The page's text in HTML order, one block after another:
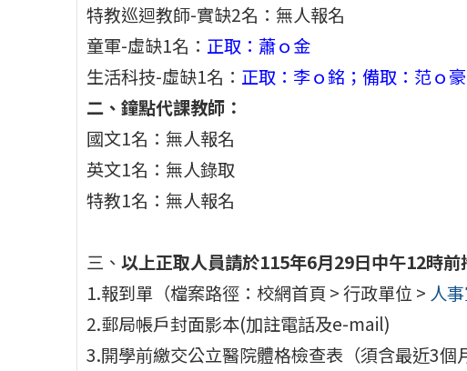
特教巡迴教師-實缺2名：無人報名
童軍-虛缺1名： 正取：蕭ｏ金
生活科技-虛缺1名： 正取：李ｏ銘；備取：范ｏ豪
二、鐘點代課教師：
國文1名：無人報名
英文1名：無人錄取
特教1名：無人報名
三、 以上正取人員請於115年6月29日中午12時
1.報到單（檔案路徑：校網首頁 > 行政單位 > 人
2.郵局帳戶封面影本(加註電話及e-mail)
3.開學前繳交公立醫院體格檢查表（須含最近3個